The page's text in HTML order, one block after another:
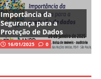
Importância da
Segurança para a
Proteção de Dados
16/01/2025 0